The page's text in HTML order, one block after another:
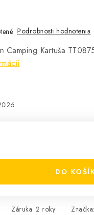
Podrobnosti hodnotenia
Camping Kartuša
DO
Záruka: 2 roky Značka: